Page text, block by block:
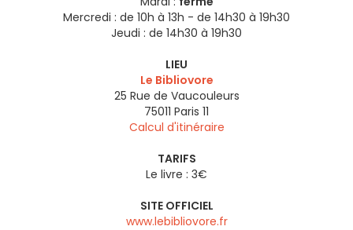
Mercredi : de 10h à 13h - de 14h30 à 19h30
Jeudi : de 14h30 à 19h30
LIEU
Le Bibliovore
25 Rue de Vaucouleurs
75011 Paris 11
Calcul d'itinéraire
TARIFS
Le livre : 3€
SITE OFFICIEL
www.lebibliovore.fr